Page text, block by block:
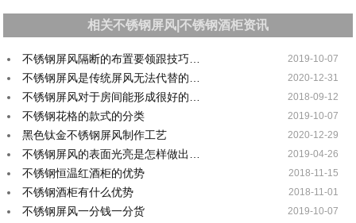
相关不锈钢屏风|不锈钢酒柜资讯
不锈钢屏风隔断的布置要领跟技巧… 2019-10-07
不锈钢屏风是传统屏风无法代替的… 2020-12-31
不锈钢屏风对于房间能形成很好的… 2018-09-12
不锈钢花格的款式的分类 2019-10-07
黑色钛金不锈钢屏风制作工艺 2020-12-29
不锈钢屏风的表面光亮是怎样做出… 2019-04-26
不锈钢恒温红酒柜的优势 2018-11-15
不锈钢酒柜有什么优势 2018-11-01
不锈钢屏风一分钱一分货 2019-10-07